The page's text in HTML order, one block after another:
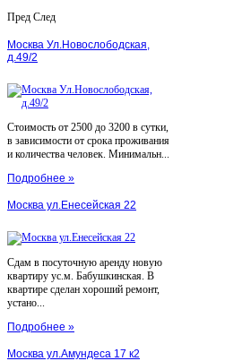
Пред След
Москва Ул.Новослободская,
д.49/2
Стоимость от 2500 до 3200 в сутки,
в зависимости от срока проживания
и количества человек. Минимальн...
Подробнее »
Москва ул.Енесейская 22
Сдам в посуточную аренду новую
квартиру ус.м. Бабушкинская. В
квартире сделан хороший ремонт,
устано...
Подробнее »
Москва ул.Амундеса 17 к2